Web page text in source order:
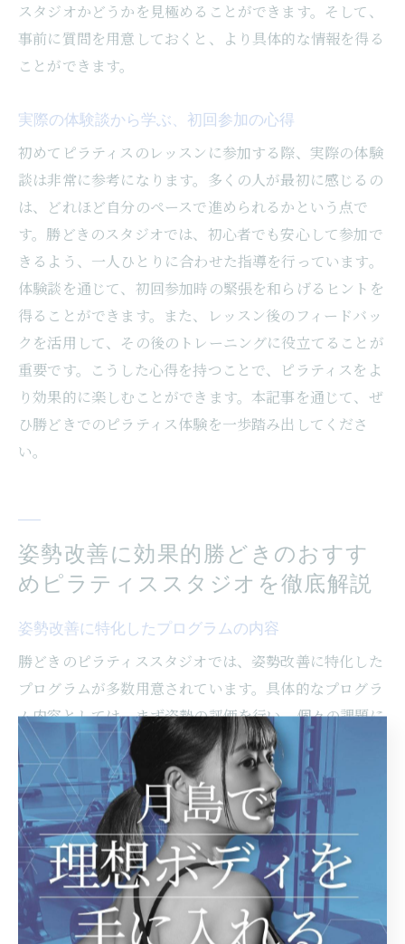
スタジオかどうかを見極めることができます。そして、
事前に質問を用意しておくと、より具体的な情報を得る
ことができます。
実際の体験談から学ぶ、初回参加の心得
初めてピラティスのレッスンに参加する際、実際の体験
談は非常に参考になります。多くの人が最初に感じるの
は、どれほど自分のペースで進められるかという点で
す。勝どきのスタジオでは、初心者でも安心して参加で
きるよう、一人ひとりに合わせた指導を行っています。
体験談を通じて、初回参加時の緊張を和らげるヒントを
得ることができます。また、レッスン後のフィードバッ
クを活用して、その後のトレーニングに役立てることが
重要です。こうした心得を持つことで、ピラティスをよ
り効果的に楽しむことができます。本記事を通じて、ぜ
ひ勝どきでのピラティス体験を一歩踏み出してくださ
い。
姿勢改善に効果的勝どきのおすす
めピラティススタジオを徹底解説
姿勢改善に特化したプログラムの内容
勝どきのピラティススタジオでは、姿勢改善に特化した
プログラムが多数用意されています。具体的なプログラ
ム内容としては、まず姿勢の評価を行い、個々の課題に
対応したエクササイズを提案します。例えば、背中や骨
盤のゆがみを整えるストレッチや、肩甲骨周りの筋肉を
強化する動きが含まれています。これらの動きは、日常
生活での姿勢を自然に改善することを目指しています。
また、専門のインストラクターが個々の状態に合わせて
指導を行うため、初心者でも安心して参加できる環境が
整っています。姿勢を良くすることは、見た目の美しさ
だけでなく、身体のバランスや痛みの軽減にもつなが